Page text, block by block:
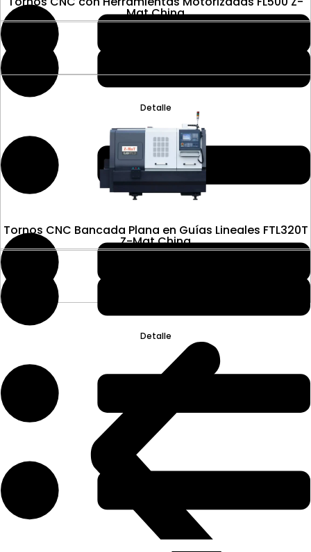
Detalle
Mat China
Detalle
Tornos CNC Bancada Plana en Guías Lineales FTL320T
Z-Mat China